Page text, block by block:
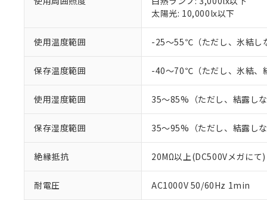
太陽光: 10,000lx以下
使用温度範囲 -25～55℃（ただし、氷結し
保存温度範囲 -40～70℃（ただし、氷結、
使用湿度範囲 35～85%（ただし、結露しな
保存湿度範囲 35～95%（ただし、結露しな
絶縁抵抗 20MΩ以上(DC500Vメガにて)
耐電圧 AC1000V 50/60Hz 1min
当社制御機
在庫状況お
のであり、
い。
正式な納期
当社販売員に
す。
マイパーツ
ている必要が
お客様が当
が、当社の
※当社の共同
いる法人を指
フタル酸ビス(2-エチル
ル（DBP） 1000ppm
※2 対応予定月
※3 非含有証明
下記の非含有証明
EU RoHS指令（
*中国RoHS10物質の基
Pb(鉛) :1000ppm、 Hg(
Cr(Ⅵ)(六価クロム) :
DBP(フタル酸ジブチル
DEHP(フタル酸ビス(2-
※2 環境保護使
味します。
「－」：未確認で
などの必要な
当社は規制
ます。
当社は貴社
置等に一切
当社は、貴
たしません。
号
○ 一定数
△ 一定数
－
在庫な